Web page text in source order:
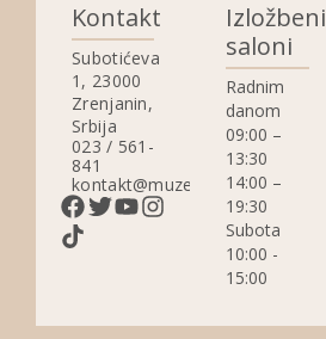
Kontakt
Subotićeva
1, 23000
Zrenjanin,
Srbija
023 / 561-
841
kontakt@muzejzrenjanin.org.rs
Izložbeni
saloni
Radnim
danom
09:00 –
13:30
14:00 –
19:30
Subota
10:00 -
15:00